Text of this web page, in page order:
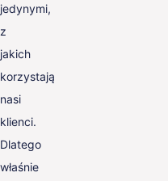
jedynymi,
z
jakich
korzystają
nasi
klienci.
Dlatego
właśnie